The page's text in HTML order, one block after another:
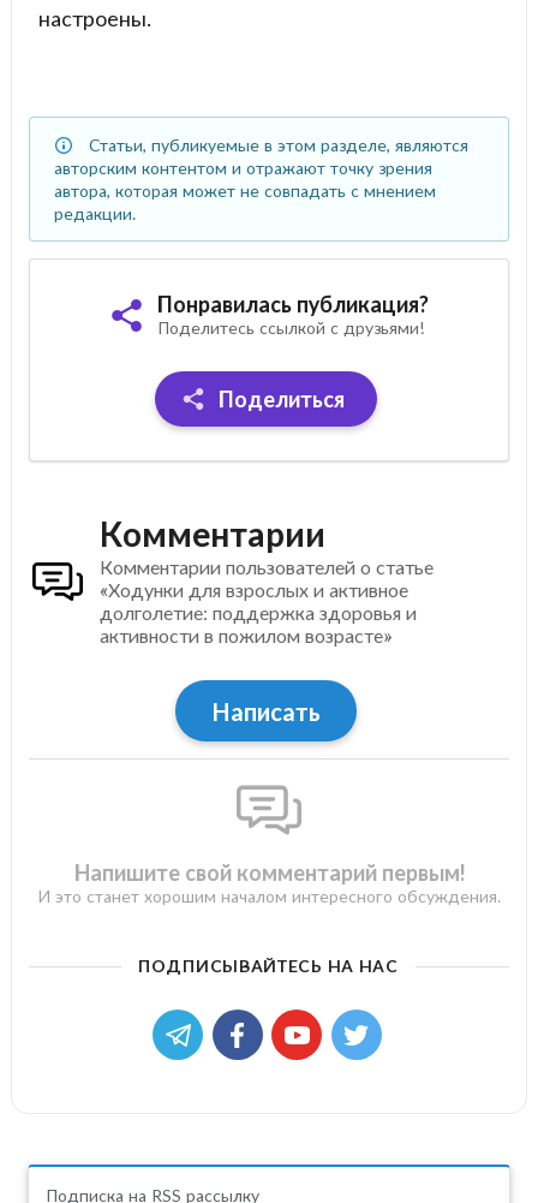
настроены.
Статьи, публикуемые в этом разделе, являются
авторским контентом и отражают точку зрения
автора, которая может не совпадать с мнением
редакции.
Понравилась публикация?
Поделитесь ссылкой с друзьями!
Поделиться
Комментарии
Комментарии пользователей о статье
«Ходунки для взрослых и активное
долголетие: поддержка здоровья и
активности в пожилом возрасте»
Написать
Напишите свой комментарий первым!
И это станет хорошим началом интересного обсуждения.
ПОДПИСЫВАЙТЕСЬ НА НАС
Подписка на RSS рассылку